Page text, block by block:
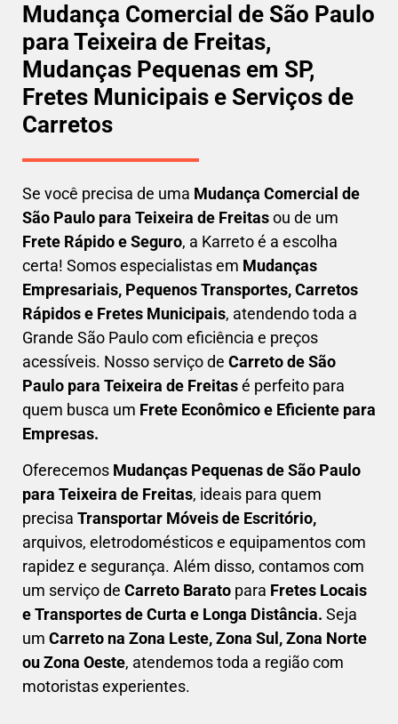
Mudança Comercial de São Paulo
para Teixeira de Freitas,
Mudanças Pequenas em SP,
Fretes Municipais e Serviços de
Carretos
Se você precisa de uma Mudança Comercial de
São Paulo para Teixeira de Freitasou de um
Frete Rápido e Seguro, a Karreto é a escolha
certa! Somos especialistas em Mudanças
Empresariais, Pequenos Transportes, Carretos
Rápidos e Fretes Municipais, atendendo toda a
Grande São Paulo com eficiência e preços
acessíveis. Nosso serviço de Carretode São
Paulo para Teixeira de Freitasé perfeito para
quem busca um Frete Econômico e Eficiente para
Empresas.
Oferecemos Mudanças Pequenasde São Paulo
para Teixeira de Freitas, ideais para quem
precisa Transportar Móveis de Escritório,
arquivos, eletrodomésticos e equipamentos com
rapidez e segurança. Além disso, contamos com
um serviço de Carreto Barato para Fretes Locais
e Transportes de Curta e Longa Distância. Seja
um Carreto na Zona Leste, Zona Sul, Zona Norte
ou Zona Oeste, atendemos toda a região com
motoristas experientes.